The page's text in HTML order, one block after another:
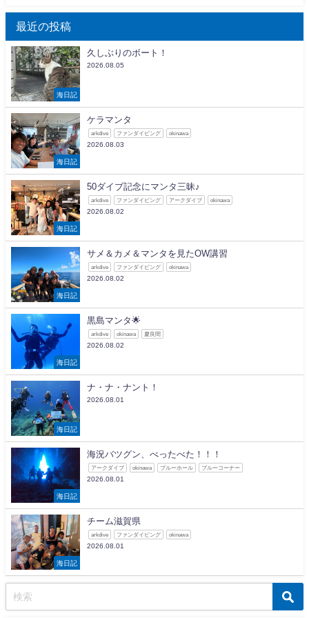
最近の投稿
海日記
久しぶりのボート！
2026.08.05
海日記
ケラマンタ
arkdive ファンダイビング okinawa
2026.08.03
海日記
50ダイブ記念にマンタ三昧♪
arkdive ファンダイビング アークダイブ okinawa
2026.08.02
海日記
サメ＆カメ＆マンタを見たOW講習
arkdive ファンダイビング okinawa
2026.08.02
海日記
黒島マンタ🌟
arkdive okinawa 慶良間
2026.08.02
海日記
ナ・ナ・ナント！
2026.08.01
海日記
海況バツグン、べったべた！！！
アークダイブ okinawa ブルーホール ブルーコーナー
2026.08.01
海日記
チーム滋賀県
arkdive ファンダイビング okinawa
2026.08.01